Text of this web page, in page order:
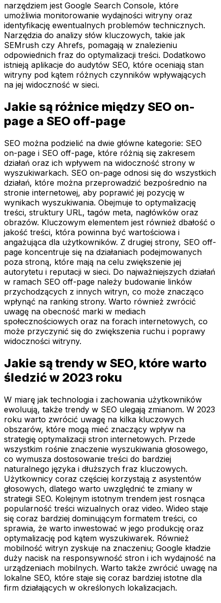
narzędziem jest Google Search Console, które
umożliwia monitorowanie wydajności witryny oraz
identyfikację ewentualnych problemów technicznych.
Narzędzia do analizy słów kluczowych, takie jak
SEMrush czy Ahrefs, pomagają w znalezieniu
odpowiednich fraz do optymalizacji treści. Dodatkowo
istnieją aplikacje do audytów SEO, które oceniają stan
witryny pod kątem różnych czynników wpływających
na jej widoczność w sieci.
Jakie są różnice między SEO on-
page a SEO off-page
SEO można podzielić na dwie główne kategorie: SEO
on-page i SEO off-page, które różnią się zakresem
działań oraz ich wpływem na widoczność strony w
wyszukiwarkach. SEO on-page odnosi się do wszystkich
działań, które można przeprowadzić bezpośrednio na
stronie internetowej, aby poprawić jej pozycję w
wynikach wyszukiwania. Obejmuje to optymalizację
treści, struktury URL, tagów meta, nagłówków oraz
obrazów. Kluczowym elementem jest również dbałość o
jakość treści, która powinna być wartościowa i
angażująca dla użytkowników. Z drugiej strony, SEO off-
page koncentruje się na działaniach podejmowanych
poza stroną, które mają na celu zwiększenie jej
autorytetu i reputacji w sieci. Do najważniejszych działań
w ramach SEO off-page należy budowanie linków
przychodzących z innych witryn, co może znacząco
wpłynąć na ranking strony. Warto również zwrócić
uwagę na obecność marki w mediach
społecznościowych oraz na forach internetowych, co
może przyczynić się do zwiększenia ruchu i poprawy
widoczności witryny.
Jakie są trendy w SEO, które warto
śledzić w 2023 roku
W miarę jak technologia i zachowania użytkowników
ewoluują, także trendy w SEO ulegają zmianom. W 2023
roku warto zwrócić uwagę na kilka kluczowych
obszarów, które mogą mieć znaczący wpływ na
strategię optymalizacji stron internetowych. Przede
wszystkim rośnie znaczenie wyszukiwania głosowego,
co wymusza dostosowanie treści do bardziej
naturalnego języka i dłuższych fraz kluczowych.
Użytkownicy coraz częściej korzystają z asystentów
głosowych, dlatego warto uwzględnić te zmiany w
strategii SEO. Kolejnym istotnym trendem jest rosnąca
popularność treści wizualnych oraz video. Wideo staje
się coraz bardziej dominującym formatem treści, co
sprawia, że warto inwestować w jego produkcję oraz
optymalizację pod kątem wyszukiwarek. Również
mobilność witryn zyskuje na znaczeniu; Google kładzie
duży nacisk na responsywność stron i ich wydajność na
urządzeniach mobilnych. Warto także zwrócić uwagę na
lokalne SEO, które staje się coraz bardziej istotne dla
firm działających w określonych lokalizacjach.